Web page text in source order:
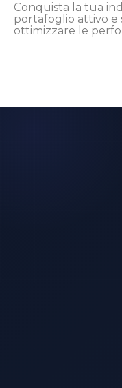
Conquista la tua
portafoglio attivo
ottimizzare le